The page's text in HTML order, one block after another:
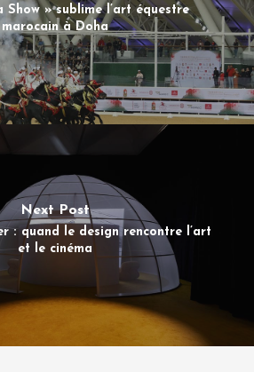
Show » sublime l’art équestre
marocain à Doha
Next Post
: quand le design rencontre l’art
et le cinéma